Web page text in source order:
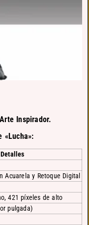
Inspirador.
«Lucha»:
Detalles
Acuarela y Retoque Digital
421 píxeles de alto
pulgada)